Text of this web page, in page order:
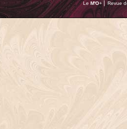
Le M'O+ ⎢ Revue